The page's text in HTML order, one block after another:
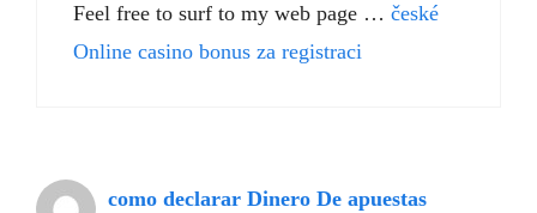
Feel free to surf to my web page … české
Online casino bonus za registraci
como declarar Dinero De apuestas